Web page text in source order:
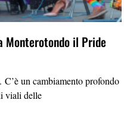
il Pride
un cambiamento profondo
viali delle